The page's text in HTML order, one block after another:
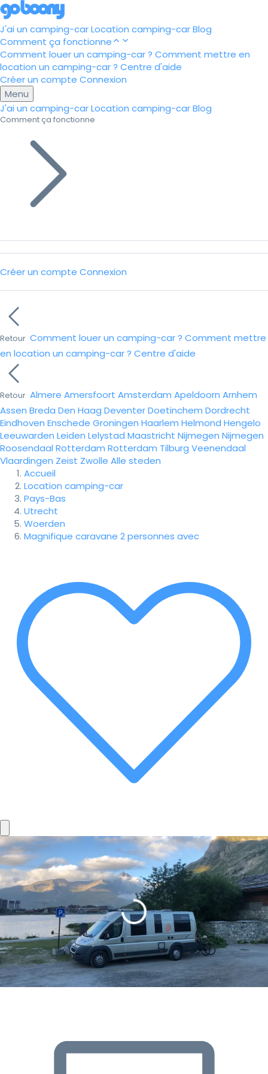
J'ai un camping-carLocation camping-carBlog
Comment ça fonctionne
Comment louer un camping-car ? Comment mettre en
location un camping-car ? Centre d'aide
Créer un compte Connexion
Menu
J'ai un camping-carLocation camping-carBlog
Comment ça fonctionne
Créer un compte Connexion
Retour Comment louer un camping-car ? Comment mettre
en location un camping-car ? Centre d'aide
Retour Almere Amersfoort Amsterdam Apeldoorn Arnhem
Assen Breda Den Haag DeventerDoetinchem Dordrecht
Eindhoven Enschede Groningen Haarlem Helmond Hengelo
Leeuwarden Leiden Lelystad Maastricht Nijmegen Nijmegen
Roosendaal Rotterdam Rotterdam Tilburg Veenendaal
Vlaardingen Zeist Zwolle Alle steden
Accueil
Location camping-car
Pays-Bas
Utrecht
Woerden
Magnifique caravane 2 personnes avec